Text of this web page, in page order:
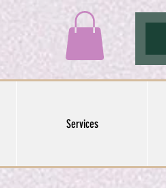
Services